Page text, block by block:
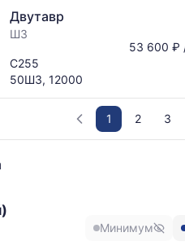
Двутавр
Ш3
С255
50Ш3, 12000
53 600 ₽
1 2 3
Минимум